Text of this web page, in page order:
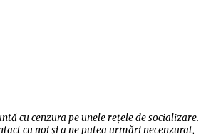
cu cenzura pe unele rețele de socializare.
cu noi și a ne putea urmări necenzurat,